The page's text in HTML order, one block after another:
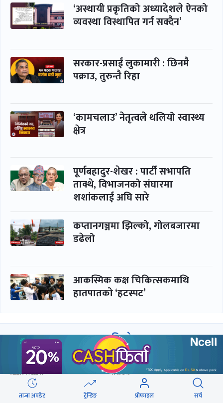
‘अस्थायी प्रकृतिको अध्यादेशले ऐनको
व्यवस्था विस्थापित गर्न सक्दैन’
सरकार-प्रसाईं लुकामारी : छिनमै
पक्राउ, तुरुन्तै रिहा
‘कामचलाउ’ नेतृत्वले थलियो स्वास्थ्य
क्षेत्र
पूर्णबहादुर-शेखर : पार्टी सभापति
ताक्थे, विभाजनको संघारमा
शशांकलाई अघि सारे
कप्तानगञ्जमा झिल्को, गोलबजारमा
डढेलो
आकस्मिक कक्ष चिकित्सकमाथि
हातपातको ‘हटस्पट’
ताजा अपडेट ट्रेन्डिङ प्रोफाइल सर्च
समाचार
समाज
विचार/ब्लग
साहित्य
बिजनेस
बजार
पर्यटन